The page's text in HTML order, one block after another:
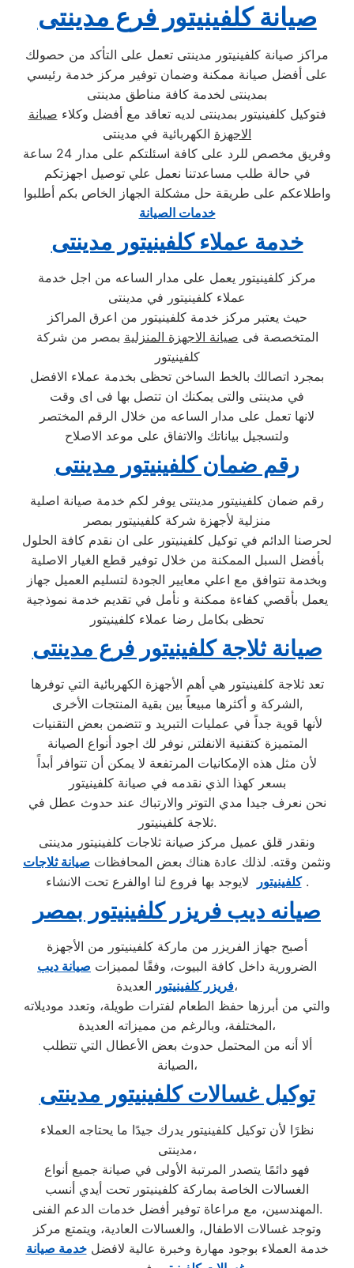
صيانة كلفينيتور فرع مدينتى
مراكز صيانة كلفينيتور مدينتى تعمل على التأكد من حصولك
على أفضل صيانة ممكنة وضمان توفير مركز خدمة رئيسي
بمدينتى لخدمة كافة مناطق مدينتى
فتوكيل كلفينيتور بمدينتى لديه تعاقد مع أفضل وكلاء صيانة
الاجهزة الكهربائية في مدينتى
وفريق مخصص للرد على كافة اسئلتكم على مدار 24 ساعة
في حالة طلب مساعدتنا نعمل علي توصيل اجهزتكم
واطلاعكم على طريقة حل مشكلة الجهاز الخاص بكم أطلبوا
خدمات الصيانة
خدمة عملاء كلفينيتور مدينتى
مركز كلفينيتور يعمل على مدار الساعه من اجل خدمة
عملاء كلفينيتور في مدينتى
حيث يعتبر مركز خدمة كلفينيتور من اعرق المراكز
المتخصصة فى صيانة الاجهزة المنزلية بمصر من شركة
كلفينيتور
بمجرد اتصالك بالخط الساخن تحظى بخدمة عملاء الافضل
في مدينتى والتى يمكنك ان تتصل بها فى اى وقت
لانها تعمل على مدار الساعه من خلال الرقم المختصر
ولتسجيل بياناتك والاتفاق على موعد الاصلاح
رقم ضمان كلفينيتور مدينتى
رقم ضمان كلفينيتور مدينتى يوفر لكم خدمة صيانة اصلية
منزلية لأجهزة شركة كلفينيتور بمصر
لحرصنا الدائم في توكيل كلفينيتور على ان نقدم كافة الحلول
بأفضل السبل الممكنة من خلال توفير قطع الغيار الاصلية
وبخدمة تتوافق مع اعلي معايير الجودة لتسليم العميل جهاز
يعمل بأقصي كفاءة ممكنة و نأمل في تقديم خدمة نموذجية
تحظى بكامل رضا عملاء كلفينيتور
صيانة ثلاجة كلفينيتور فرع مدينتى
تعد ثلاجة كلفينيتور هي أهم الأجهزة الكهربائية التي توفرها
الشركة و أكثرها مبيعاً بين بقية المنتجات الأخرى,
لأنها قوية جداً في عمليات التبريد و تتضمن بعض التقنيات
المتميزة كتقنية الانفلتر, نوفر لك اجود أنواع الصيانة
لأن مثل هذه الإمكانيات المرتفعة لا يمكن أن تتوافر أبداً
بسعر كهذا الذي نقدمه في صيانة كلفينيتور
نحن نعرف جيدا مدي التوتر والارتباك عند حدوث عطل في
ثلاجة كلفينيتور.
ونقدر قلق عميل مركز صيانة ثلاجات كلفينيتور مدينتى
ونثمن وقته. لذلك عادة هناك بعض المحافظات صيانة ثلاجات
كلفينيتورلايوجد بها فروع لنا اوالفرع تحت الانشاء .
صيانه ديب فريزر كلفينيتور بمصر
أصبح جهاز الفريزر من ماركة كلفينيتور من الأجهزة
الضرورية داخل كافة البيوت، وفقًا لمميزات صيانة ديب
فريزر كلفينيتورالعديدة،
والتي من أبرزها حفظ الطعام لفترات طويلة، وتعدد موديلاته
المختلفة، وبالرغم من مميزاته العديدة،
ألا أنه من المحتمل حدوث بعض الأعطال التي تتطلب
الصيانة،
توكيل غسالات كلفينيتور مدينتى
نظرًا لأن توكيل كلفينيتور يدرك جيدًا ما يحتاجه العملاء
مدينتى،
فهو دائمًا يتصدر المرتبة الأولى في صيانة جميع أنواع
الغسالات الخاصة بماركة كلفينيتور تحت أيدي أنسب
المهندسين، مع مراعاة توفير أفضل خدمات الدعم الفنى.
وتوجد غسالات الاطفال، والغسالات العادية، ويتمتع مركز
خدمة العملاء بوجود مهارة وخبرة عالية لافضلخدمة صيانة